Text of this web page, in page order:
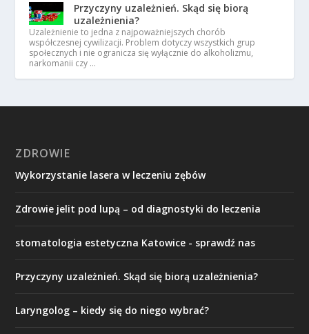
Przyczyny uzależnień. Skąd się biorą
uzależnienia?
Uzależnienie to jedna z najpoważniejszych chorób
współczesnej cywilizacji. Problem dotyczy wszystkich grup
społecznych i nie ogranicza się wyłącznie do alkoholizmu,
narkomanii czy …
ZDROWIE
Wykorzystanie lasera w leczeniu zębów
Zdrowie jelit pod lupą – od diagnostyki do leczenia
stomatologia estetyczna Katowice - sprawdź nas
Przyczyny uzależnień. Skąd się biorą uzależnienia?
Laryngolog – kiedy się do niego wybrać?